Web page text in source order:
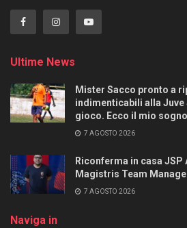
Ultime News
Mister Sacco pronto a
indimenticabili alla
gioco. Ecco il mio
7 AGOSTO 2026
Riconferma in casa JSP
Magistris Team
7 AGOSTO 2026
Naviga in